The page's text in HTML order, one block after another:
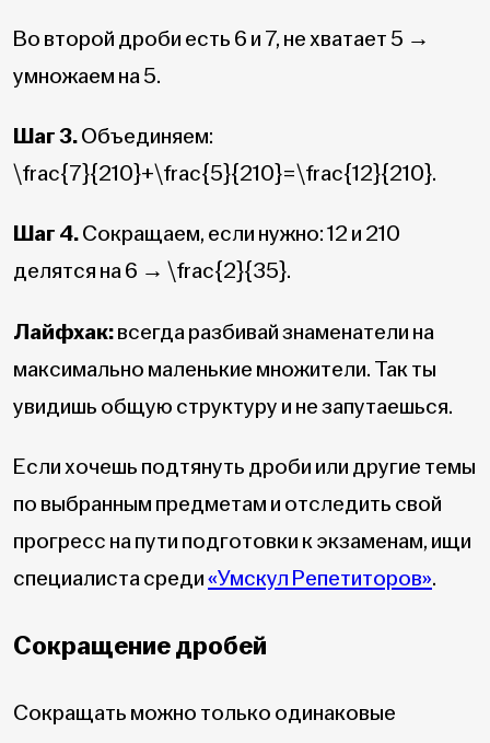
Во второй дроби есть 6 и 7, не хватает 5 →
умножаем на 5.
Шаг 3.Объединяем:
\frac{7}{210}+\frac{5}{210}=\frac{12}{210}.
Шаг 4.Сокращаем, если нужно: 12 и 210
делятся на 6 → \frac{2}{35}.
Лайфхак:всегда разбивай знаменатели на
максимально маленькие множители. Так ты
увидишь общую структуру и не запутаешься.
Если хочешь подтянуть дроби или другие темы
по выбранным предметам и отследить свой
прогресс на пути подготовки к экзаменам, ищи
специалиста среди«Умскул Репетиторов».
Сокращение дробей
Сокращать можно только одинаковые